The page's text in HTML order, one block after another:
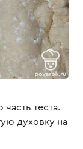
теста.
духовку на